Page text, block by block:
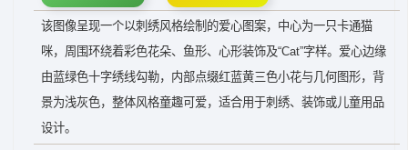
该图像呈现一个以刺绣风格绘制的爱心图案，中心为一只卡通猫
咪，周围环绕着彩色花朵、鱼形、心形装饰及“Cat”字样。爱心边缘
由蓝绿色十字绣线勾勒，内部点缀红蓝黄三色小花与几何图形，背
景为浅灰色，整体风格童趣可爱，适合用于刺绣、装饰或儿童用品
设计。